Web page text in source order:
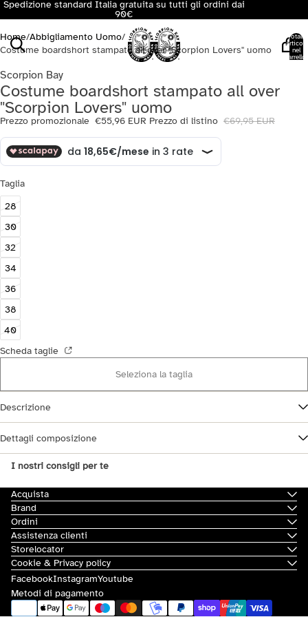
Spedizione standard Italia gratuita su tutti gli ordini dai
90€
Totale
articoli
nel
carrello:
Home/Abbigliamento Uomo/
Costume boardshort stampato all over "Scorpion Lovers" uomo
Scorpion Bay
Costume boardshort stampato all over
"Scorpion Lovers" uomo
Prezzo promozionale €55,96 EUR Prezzo di listino €69,95 EUR
Taglia
28
30
32
34
36
38
40
Scheda taglie
Seleziona la taglia
Descrizione
Dettagli composizione
I nostri consigli per te
Acquista
Brand
Ordini
Assistenza clienti
Storelocator
Cookie & Privacy policy
FacebookInstagramYoutube
Metodi di pagamento